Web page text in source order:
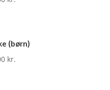
(børn)
kr.